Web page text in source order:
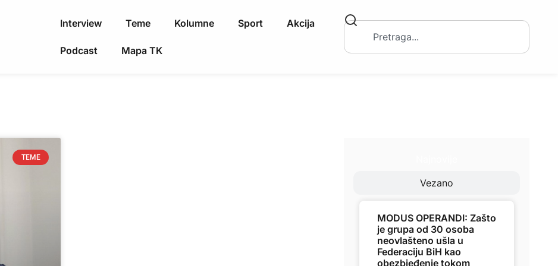
Interview Teme Kolumne Sport Akcija
Podcast Mapa TK
TEME
Vezano
MODUS OPERANDI: Zašto
je grupa od 30 osoba
neovlašteno ušla u
Federaciju BiH kao
obezbjeđenje tokom